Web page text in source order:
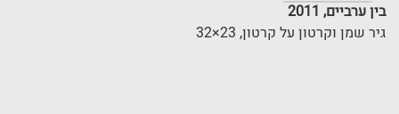
בין ערביים, 2011
גיר שמן וקרטון על קרטון, 23×32